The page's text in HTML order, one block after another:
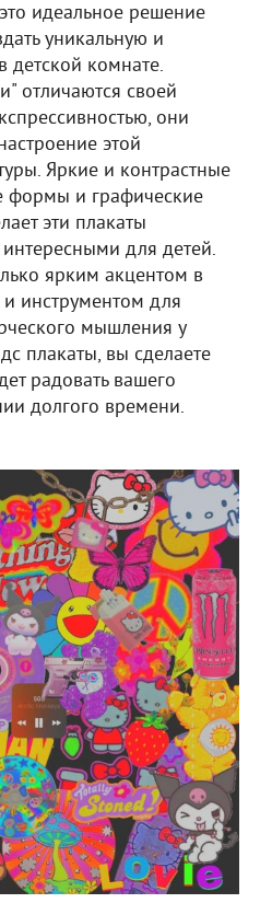
идеальное решение
уникальную и
детской комнате.
отличаются своей
они
этой
Яркие и контрастные
формы и графические
эти плакаты
для детей.
ярким акцентом в
инструментом для
мышления у
плакаты, вы сделаете
радовать вашего
долгого времени.